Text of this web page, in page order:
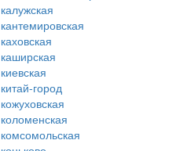
калужская
кантемировская
каховская
каширская
киевская
китай-город
кожуховская
коломенская
комсомольская